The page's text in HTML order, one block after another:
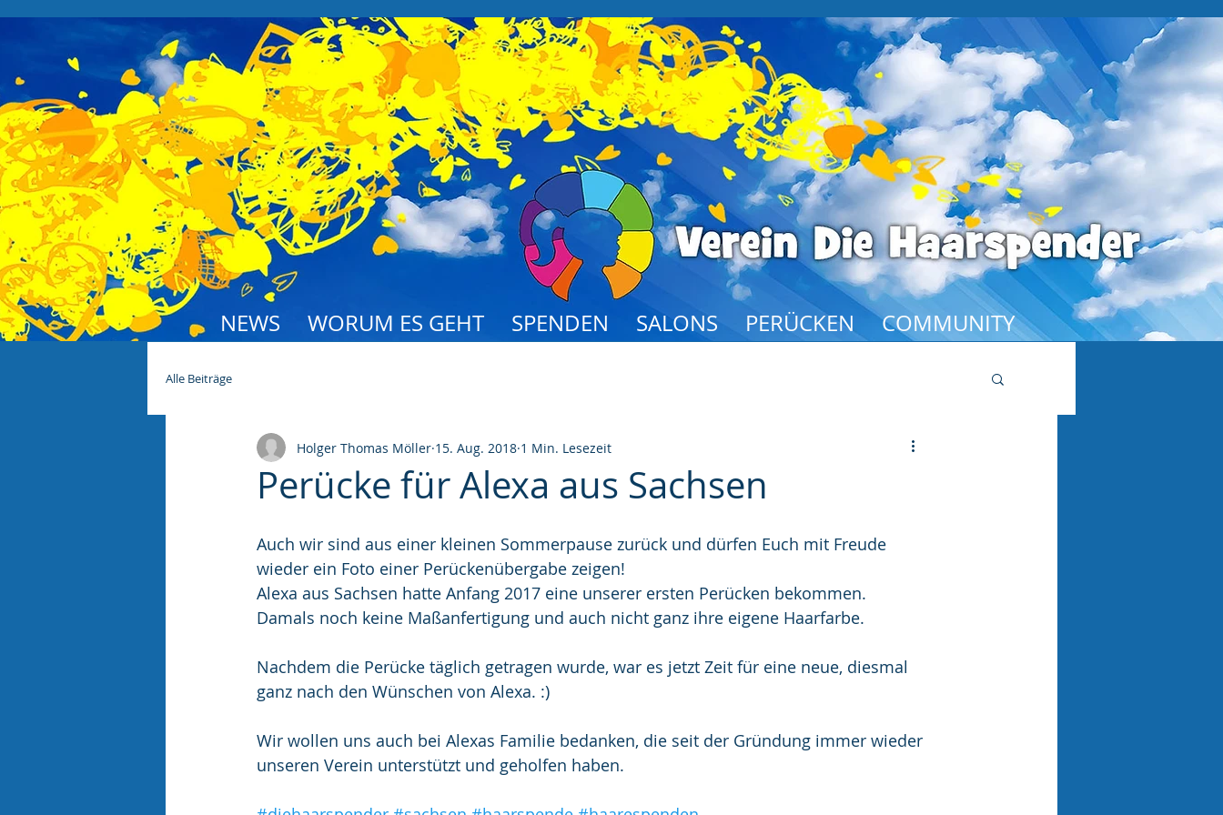
NEWS WORUM ES GEHT SPENDEN SALONS PERÜCKEN COMMUNITY
Alle Beiträge
Perücke für Alexa aus Sachsen
Holger Thomas Möller 15. Aug. 2018 1 Min. Lesezeit
Auch wir sind aus einer kleinen Sommerpause zurück und dürfen Euch mit Freude
wieder ein Foto einer Perückenübergabe zeigen!
Alexa aus Sachsen hatte Anfang 2017 eine unserer ersten Perücken bekommen.
Damals noch keine Maßanfertigung und auch nicht ganz ihre eigene Haarfarbe.
Nachdem die Perücke täglich getragen wurde, war es jetzt Zeit für eine neue, diesmal
ganz nach den Wünschen von Alexa. :)
Wir wollen uns auch bei Alexas Familie bedanken, die seit der Gründung immer wieder
unseren Verein unterstützt und geholfen haben.